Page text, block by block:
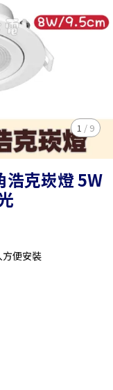
1 / 9
克崁燈 5W
便安裝